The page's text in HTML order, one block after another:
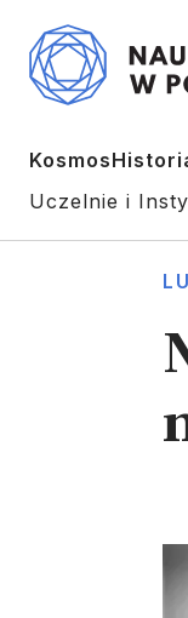
Kosmos
Uczelnie i